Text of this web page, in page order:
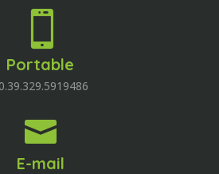

Portable

E-mail